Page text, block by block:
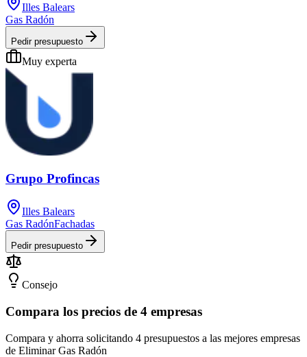
Illes Balears
Gas Radón
Pedir presupuesto
Muy experta
Grupo Profincas
Illes Balears
Gas RadónFachadas
Pedir presupuesto
Consejo
Compara los precios de 4 empresas
Compara y ahorra solicitando 4 presupuestos a las mejores empresas
de Eliminar Gas Radón